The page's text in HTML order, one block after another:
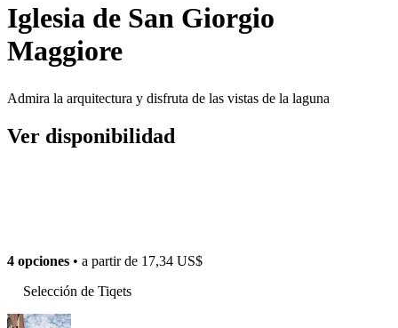
Iglesia de San Giorgio
Maggiore
Admira la arquitectura y disfruta de las vistas de la laguna
Ver disponibilidad
4 opciones • a partir de 17,34 US$
Selección de Tiqets